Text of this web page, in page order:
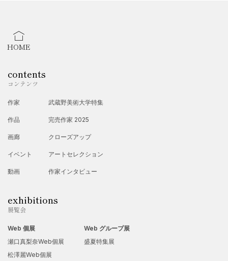
HOME
contents
コンテンツ
作家
作品
画廊
イベント
動画
武蔵野美術大学特集
完売作家 2025
クローズアップ
アートセレクション
作家インタビュー
exhibitions
展覧会
Web 個展
瀬口真梨奈Web個展
松澤麗Web個展
Web グループ展
盛夏特集展